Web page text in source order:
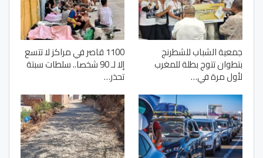
جمعية الشباب للشطرنج
بتطوان تتوج بطلة للمغرب
لأول مرة في…
1100 قاصر في مراكز لا تتسع
إلا لـ 90 شخصا.. سلطات سبتة
تحذر…